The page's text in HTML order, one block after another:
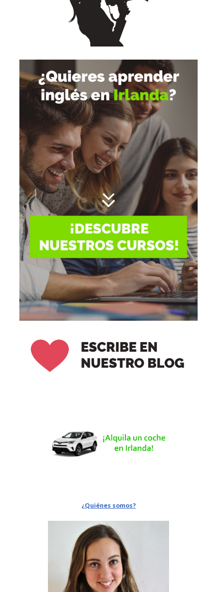
¿Quiénes somos?